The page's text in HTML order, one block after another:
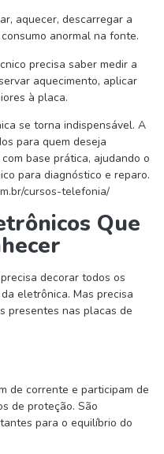
aquecer, descarregar a
anormal na fonte.
precisa saber medir a
aquecimento, aplicar
à placa.
se torna indispensável. A
para quem deseja
base prática, ajudando o
para diagnóstico e reparo.
cursos-telefonia/
Que
decorar todos os
eletrônica. Mas precisa
presentes nas placas de
de corrente e participam de
de proteção. São
para o equilíbrio do